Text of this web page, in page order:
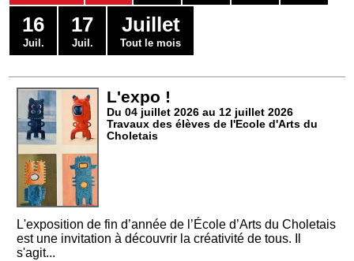
16
Juil.
17
Juil.
Juillet
Tout le mois
L'expo !
Du 04 juillet 2026 au 12 juillet 2026
Travaux des élèves de l'Ecole d'Arts du
Choletais
L'exposition de fin d’année de l’École d’Arts du Choletais
est une invitation à découvrir la créativité de tous. Il
s'agit...